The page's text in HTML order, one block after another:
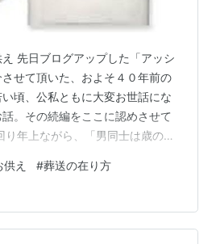
先日ブログアップした「アッシ
せて頂いた、およそ４０年前の
頃、公私ともに大変お世話にな
。その続編をここに認めさせて
年上ながら、「男同士は歳の違
まる」と言われて、大先輩であ
きた時が違うだけ。と割り切
振りもなく、校長とＰＴＡの立
厳しさを交えながらも優しく丁
供え #葬送の在り方